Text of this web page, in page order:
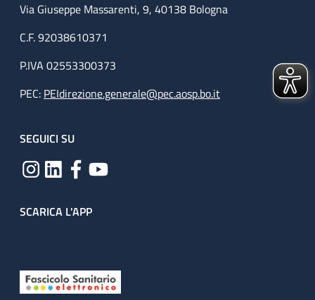
Via Giuseppe Massarenti, 9, 40138 Bologna
C.F. 92038610371
P.IVA 02553300373
PEC: PEIdirezione.generale@pec.aosp.bo.it
SEGUICI SU
SCARICA L'APP